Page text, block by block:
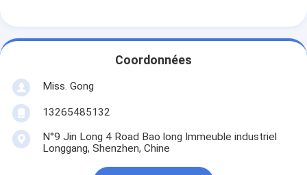
Coordonnées
Miss. Gong
13265485132
N°9 Jin Long 4 Road Bao long Immeuble industriel
Longgang, Shenzhen, Chine